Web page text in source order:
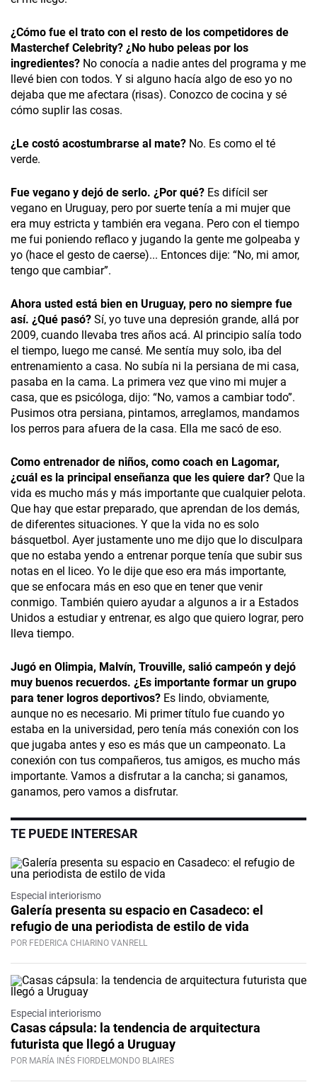
¿Cómo fue el trato con el resto de los competidores de
Masterchef Celebrity? ¿No hubo peleas por los
ingredientes? No conocía a nadie antes del programa y me
llevé bien con todos. Y si alguno hacía algo de eso yo no
dejaba que me afectara (risas). Conozco de cocina y sé
cómo suplir las cosas.
¿Le costó acostumbrarse al mate? No. Es como el té
verde.
Fue vegano y dejó de serlo. ¿Por qué? Es difícil ser
vegano en Uruguay, pero por suerte tenía a mi mujer que
era muy estricta y también era vegana. Pero con el tiempo
me fui poniendo reflaco y jugando la gente me golpeaba y
yo (hace el gesto de caerse)... Entonces dije: “No, mi amor,
tengo que cambiar”.
Ahora usted está bien en Uruguay, pero no siempre fue
así. ¿Qué pasó? Sí, yo tuve una depresión grande, allá por
2009, cuando llevaba tres años acá. Al principio salía todo
el tiempo, luego me cansé. Me sentía muy solo, iba del
entrenamiento a casa. No subía ni la persiana de mi casa,
pasaba en la cama. La primera vez que vino mi mujer a
casa, que es psicóloga, dijo: “No, vamos a cambiar todo”.
Pusimos otra persiana, pintamos, arreglamos, mandamos
los perros para afuera de la casa. Ella me sacó de eso.
Como entrenador de niños, como coach en Lagomar,
¿cuál es la principal enseñanza que les quiere dar? Que la
vida es mucho más y más importante que cualquier pelota.
Que hay que estar preparado, que aprendan de los demás,
de diferentes situaciones. Y que la vida no es solo
básquetbol. Ayer justamente uno me dijo que lo disculpara
que no estaba yendo a entrenar porque tenía que subir sus
notas en el liceo. Yo le dije que eso era más importante,
que se enfocara más en eso que en tener que venir
conmigo. También quiero ayudar a algunos a ir a Estados
Unidos a estudiar y entrenar, es algo que quiero lograr, pero
lleva tiempo.
Jugó en Olimpia, Malvín, Trouville, salió campeón y dejó
muy buenos recuerdos. ¿Es importante formar un grupo
para tener logros deportivos? Es lindo, obviamente,
aunque no es necesario. Mi primer título fue cuando yo
estaba en la universidad, pero tenía más conexión con los
que jugaba antes y eso es más que un campeonato. La
conexión con tus compañeros, tus amigos, es mucho más
importante. Vamos a disfrutar a la cancha; si ganamos,
ganamos, pero vamos a disfrutar.
TE PUEDE INTERESAR
Especial interiorismo
Galería presenta su espacio en Casadeco: el
refugio de una periodista de estilo de vida
POR FEDERICA CHIARINO VANRELL
Especial interiorismo
Casas cápsula: la tendencia de arquitectura
futurista que llegó a Uruguay
POR MARÍA INÉS FIORDELMONDO BLAIRES